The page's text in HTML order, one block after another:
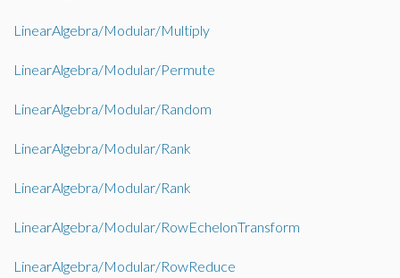
LinearAlgebra/Modular/Multiply
LinearAlgebra/Modular/Permute
LinearAlgebra/Modular/Random
LinearAlgebra/Modular/Rank
LinearAlgebra/Modular/Rank
LinearAlgebra/Modular/RowEchelonTransform
LinearAlgebra/Modular/RowReduce